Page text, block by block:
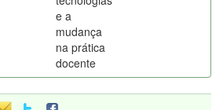
e a
mudança
na prática
docente